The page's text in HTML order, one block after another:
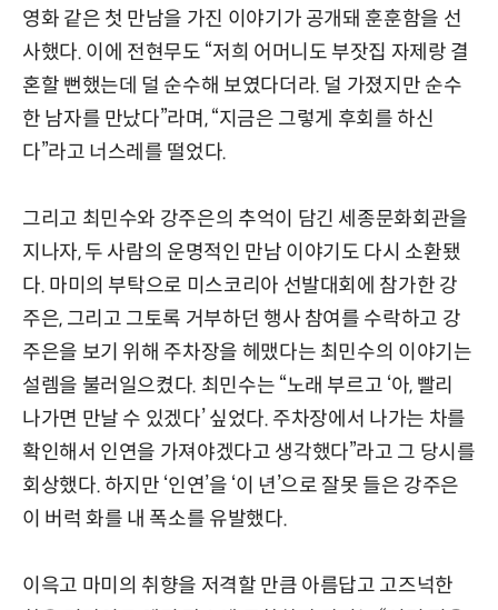
영화 같은 첫 만남을 가진 이야기가 공개돼 훈훈함을 선
사했다. 이에 전현무도 “저희 어머니도 부잣집 자제랑 결
혼할 뻔했는데 덜 순수해 보였다더라. 덜 가졌지만 순수
한 남자를 만났다”라며, “지금은 그렇게 후회를 하신
다”라고 너스레를 떨었다.
그리고 최민수와 강주은의 추억이 담긴 세종문화회관을
지나자, 두 사람의 운명적인 만남 이야기도 다시 소환됐
다. 마미의 부탁으로 미스코리아 선발대회에 참가한 강
주은, 그리고 그토록 거부하던 행사 참여를 수락하고 강
주은을 보기 위해 주차장을 헤맸다는 최민수의 이야기는
설렘을 불러일으켰다. 최민수는 “노래 부르고 ‘아, 빨리
나가면 만날 수 있겠다’ 싶었다. 주차장에서 나가는 차를
확인해서 인연을 가져야겠다고 생각했다”라고 그 당시를
회상했다. 하지만 ‘인연’을 ‘이 년’으로 잘못 들은 강주은
이 버럭 화를 내 폭소를 유발했다.
이윽고 마미의 취향을 저격할 만큼 아름답고 고즈넉한